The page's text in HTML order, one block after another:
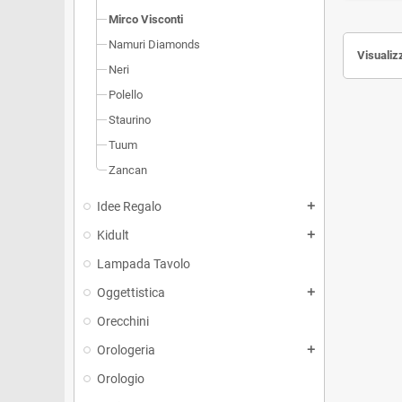
Mirco Visconti
Namuri Diamonds
Neri
Polello
Staurino
Tuum
Zancan
Idee Regalo
Kidult
Lampada Tavolo
Oggettistica
Orecchini
Orologeria
Orologio